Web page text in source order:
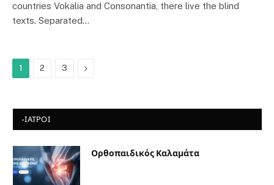
countries Vokalia and Consonantia, there live the blind
texts. Separated…
1 2 3 Next
-ΙΑΤΡΟΙ
Ορθοπαιδικός Καλαμάτα